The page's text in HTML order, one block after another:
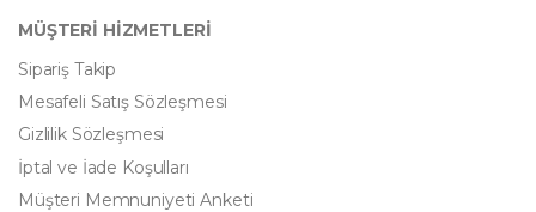
MÜŞTERİ HİZMETLERİ
Sipariş Takip
Mesafeli Satış Sözleşmesi
Gizlilik Sözleşmesi
İptal ve İade Koşulları
Müşteri Memnuniyeti Anketi